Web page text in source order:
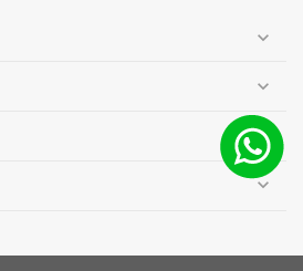
expand_more
expand_more
expand_more
expand_more